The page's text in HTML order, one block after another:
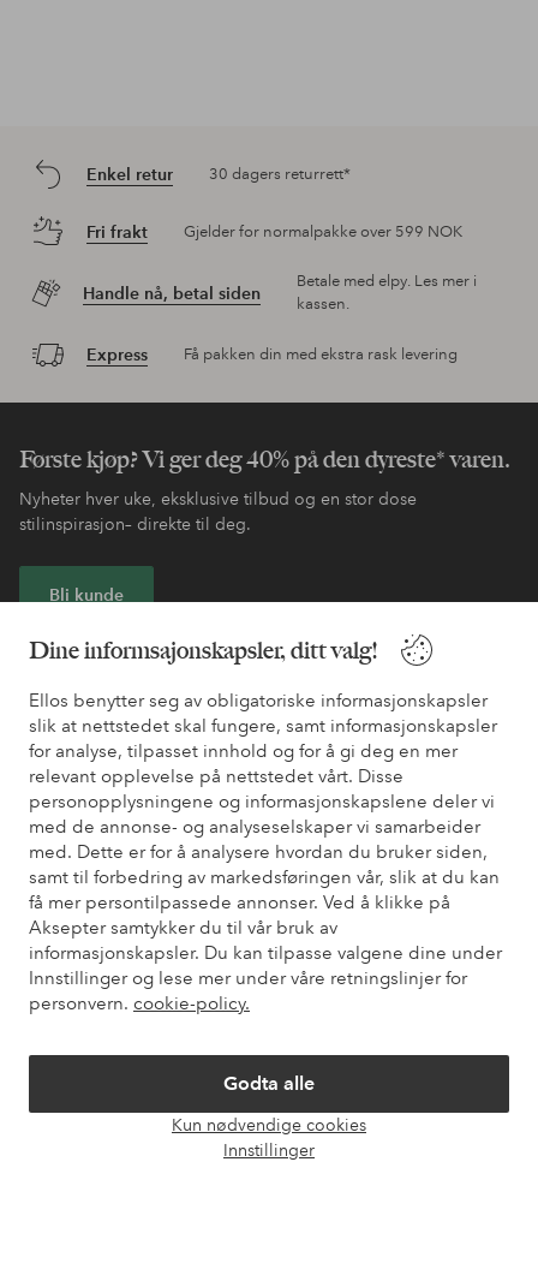
Dine informsajonskapsler, ditt valg!
Ellos benytter seg av obligatoriske informasjonskapsler
slik at nettstedet skal fungere, samt informasjonskapsler
for analyse, tilpasset innhold og for å gi deg en mer
relevant opplevelse på nettstedet vårt. Disse
personopplysningene og informasjonskapslene deler vi
med de annonse- og analyseselskaper vi samarbeider
med. Dette er for å analysere hvordan du bruker siden,
samt til forbedring av markedsføringen vår, slik at du kan
få mer persontilpassede annonser. Ved å klikke på
Aksepter samtykker du til vår bruk av
informasjonskapsler. Du kan tilpasse valgene dine under
Innstillinger og lese mer under våre retningslinjer for
personvern. cookie-policy.
Godta alle
Kun nødvendige cookies
Innstillinger
Enkel retur 30 dagers returrett*
Fri frakt Gjelder for normalpakke over 599 NOK
Handle nå, betal siden
Betale med elpy. Les mer i
kassen.
Express Få pakken din med ekstra rask levering
Første kjøp? Vi ger deg 40% på den dyreste* varen.
Nyheter hver uke, eksklusive tilbud og en stor dose
stilinspirasjon– direkte til deg.
Bli kunde
* Se tilbudsvilkår ved registrering
Trenger du hjelp?
Du finner svar på de vanligste spørsmålene i vår FAQ. Du finner
også informasjon om hvordan du kan kontakte oss.
Kundeservice Bestilling Betalingsmåte
Mine sider